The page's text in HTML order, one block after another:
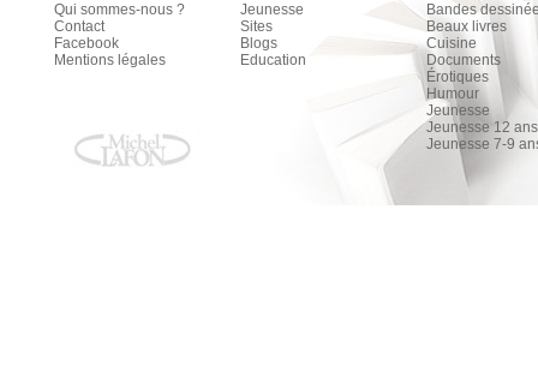
Qui sommes-nous ?
Contact
Facebook
Mentions légales
Jeunesse
Sites
Blogs
Education
Bandes
Beaux livres
Cuisine
Documents
Érotiques
Humour
Jeunesse
Jeunesse 12
Jeunesse 7-9